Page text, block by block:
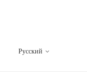
Русский